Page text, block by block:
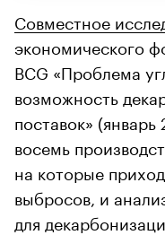
Совместное
экономического
BCG «Проблема
возможность
поставок»
восемь
на которые
выбросов, и
для